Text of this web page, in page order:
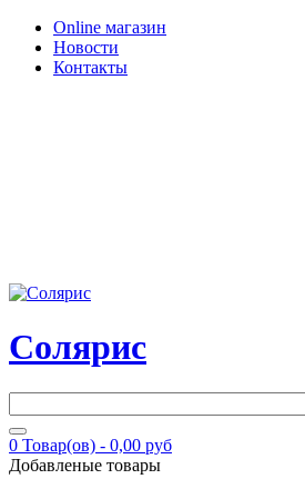
Online магазин
Новости
Контакты
Солярис
0 Товар(ов) - 0,00 руб
Добавленые товары